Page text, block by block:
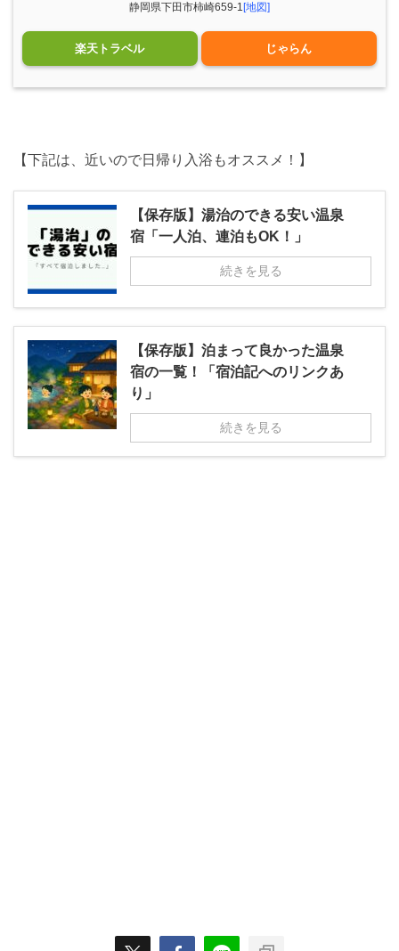
静岡県下田市柿崎659-1 [地図]
楽天トラベル じゃらん
【下記は、近いので日帰り入浴もオススメ！】
【保存版】湯治のできる安い温泉
宿「一人泊、連泊もOK！」
続きを見る
【保存版】泊まって良かった温泉
宿の一覧！「宿泊記へのリンクあ
り」
続きを見る